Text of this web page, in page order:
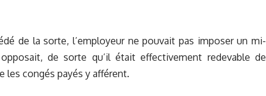
de la sorte, l’employeur ne pouvait pas imposer un mi-
de sorte qu’il était effectivement redevable de
les congés payés y afférent.